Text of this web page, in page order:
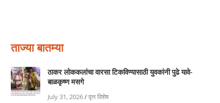
ताज्या बातम्या
ठाकर लोककलांचा वारसा टिकविण्यासाठी युवकांनी पुढे यावे-
बाळकृष्ण मसगे
July 31, 2026/वृत्त विशेष